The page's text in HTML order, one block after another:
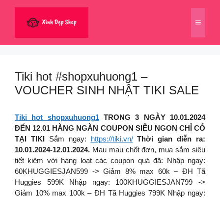
dung
Menu
Tiki hot #shopxuhuong1 –
VOUCHER SINH NHẬT TIKI SALE
Tiki hot shopxuhuong1TRONG 3 NGÀY 10.01.2024
ĐẾN 12.01 HÀNG NGÀN COUPON SIÊU NGON CHỈ CÓ
TẠI TIKISắm ngay: https://tiki.vn/ Thời gian diễn ra:
10.01.2024-12.01.2024. Mau mau chốt đơn, mua sắm siêu
tiết kiệm với hàng loạt các coupon quá đã: Nhập ngay:
60KHUGGIESJAN599 -> Giảm 8% max 60k – ĐH Tã
Huggies 599K Nhập ngay: 100KHUGGIESJAN799 ->
Giảm 10% max 100k – ĐH Tã Huggies 799K Nhập ngay: